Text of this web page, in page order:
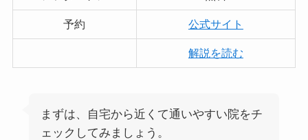
予約 公式サイト
解説を読む
まずは、自宅から近くて通いやすい院をチ
ェックしてみましょう。